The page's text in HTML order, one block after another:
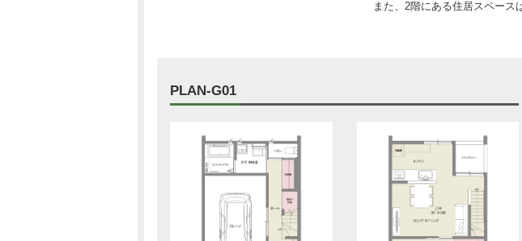
また、2階にある住居スペース
PLAN-G01